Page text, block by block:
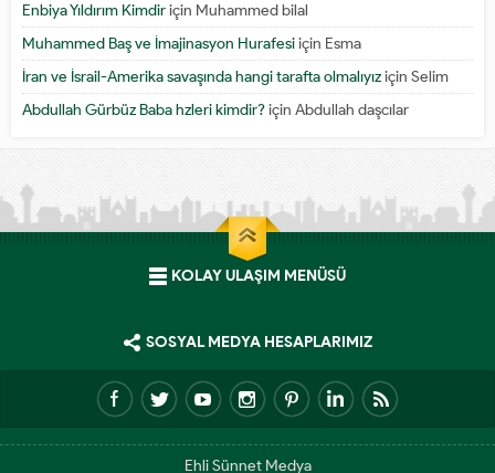
Enbiya Yıldırım Kimdiriçin Muhammed bilal
Muhammed Baş ve İmajinasyon Hurafesiiçin Esma
İran ve İsrail-Amerika savaşında hangi tarafta olmalıyıziçin Selim
Abdullah Gürbüz Baba hzleri kimdir?için Abdullah daşcılar
KOLAY ULAŞIM MENÜSÜ
SOSYAL MEDYA HESAPLARIMIZ
Ehli Sünnet Medya